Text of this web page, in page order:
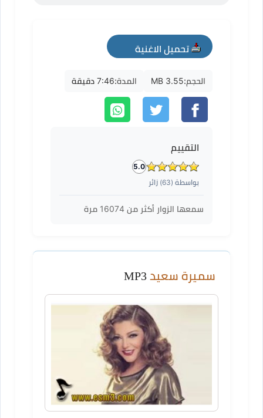
تحميل الاغنية
mp3
الحجم:3.55 MB المدة:7:46 دقيقة
التقييم
5.0
بواسطة (63) زائر
سمعها الزوار أكثر من 16074 مرة
سميرة سعيد